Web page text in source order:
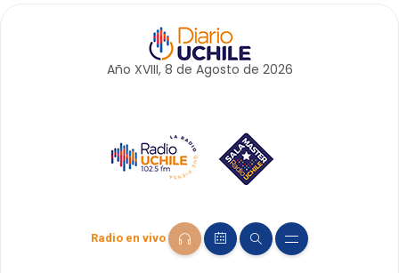
Año XVIII, 8 de Agosto de 2026
Radio en vivo